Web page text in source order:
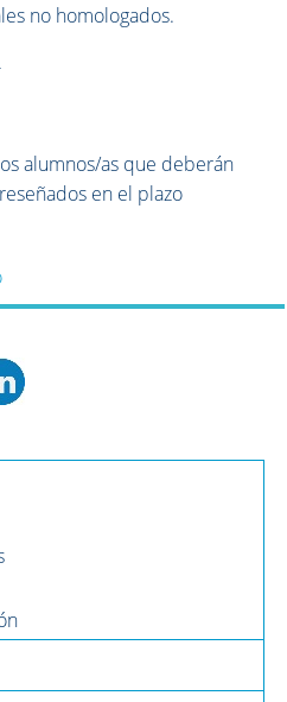
no homologados.
alumnos/as que deberán
en el plazo